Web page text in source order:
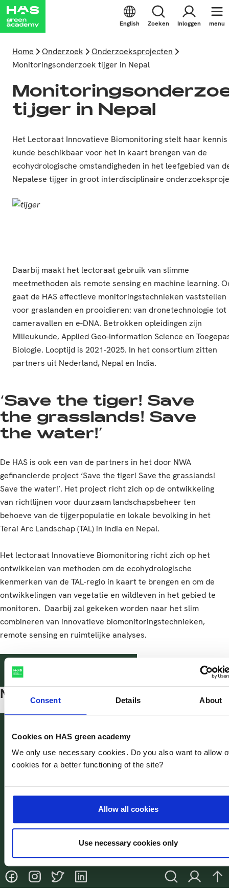
Consent Details About
Cookies on HAS green academy
We only use necessary cookies. Do you also want to allow
cookies for a better functioning of the site?
Allow all cookies
Use necessary cookies only
English Zoeken Inloggen menu
Home Onderzoek
Onderzoeksprojecten
Monitoringsonderzoek tijger in Nepal
tijger in Nepal
Het Lectoraat Innovatieve Biomonitoring stelt haar kennis
kunde beschikbaar voor het in kaart brengen van de
ecohydrologische omstandigheden in het leefgebied van
Nepalese tijger in groot interdisciplinaire
Daarbij maakt het lectoraat gebruik van slimme
meetmethoden als remote sensing en machine learning.
gaat de HAS effectieve monitoringstechnieken vaststellen
voor graslanden en prooidieren: van dronetechnologie tot
cameravallen en e-DNA. Betrokken opleidingen zijn
Milieukunde, Applied Geo-Information Science en
Biologie. Looptijd is 2021-2025. In het consortium zitten
partners uit Nederland, Nepal en India.
‘Save the tiger! Save
the grasslands! Save
the water!’
De HAS is ook een van de partners in het door NWA
gefinancierde project ‘Save the tiger! Save the grasslands!
Save the water!’. Het project richt zich op de ontwikkeling
van richtlijnen voor duurzaam landschapsbeheer ten
behoeve van de tijgerpopulatie en lokale bevolking in het
Terai Arc Landschap (TAL) in India en Nepal.
Het lectoraat Innovatieve Biomonitoring richt zich op het
ontwikkelen van methoden om de ecohydrologische
kenmerken van de TAL-regio in kaart te brengen en om de
ontwikkelingen van vegetatie en wildleven in het gebied te
monitoren. Daarbij zal gekeken worden naar het slim
combineren van innovatieve biomonitoringstechnieken,
remote sensing en ruimtelijke analyses.
Website Save the tiger
Neem contact op
M.Voeten@has.nl
M.Voeten@has.nl
analyses
ProfielProfiel
Deel deze pagina
@HASgreenacademy
@HASgreenacademy
@greenacademyHAS
@HASgreenacademy ZoekenInloggen